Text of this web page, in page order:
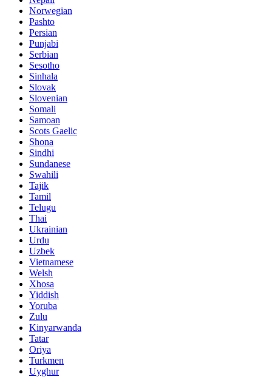
Norwegian
Pashto
Persian
Punjabi
Serbian
Sesotho
Sinhala
Slovak
Slovenian
Somali
Samoan
Scots Gaelic
Shona
Sindhi
Sundanese
Swahili
Tajik
Tamil
Telugu
Thai
Ukrainian
Urdu
Uzbek
Vietnamese
Welsh
Xhosa
Yiddish
Yoruba
Zulu
Kinyarwanda
Tatar
Oriya
Turkmen
Uyghur